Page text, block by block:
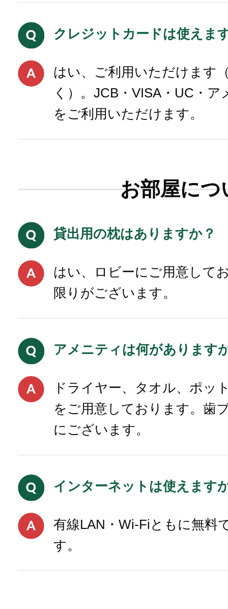
クレジットカードは使えま
はい、ご利用いただけます
く）。JCB・VISA・UC・
をご利用いただけます。
お部屋につ
貸出用の枕はありますか？
はい、ロビーにご用意して
限りがございます。
アメニティは何があります
ドライヤー、タオル、ポッ
をご用意しております。歯
にございます。
インターネットは使えます
有線LAN・Wi-Fiともに無料
す。